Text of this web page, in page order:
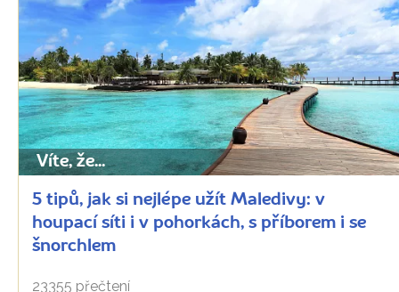
Víte, že...
5 tipů, jak si nejlépe užít Maledivy: v
houpací síti i v pohorkách, s příborem i se
šnorchlem
23355 přečtení